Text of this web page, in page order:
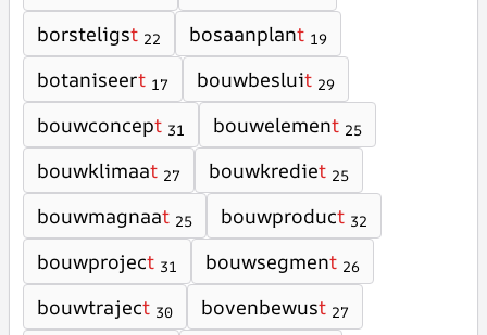
borsteligst 22 bosaanplant 19
botaniseert 17 bouwbesluit 29
bouwconcept 31 bouwelement 25
bouwklimaat 27 bouwkrediet 25
bouwmagnaat 25 bouwproduct 32
bouwproject 31 bouwsegment 26
bouwtraject 30 bovenbewust 27